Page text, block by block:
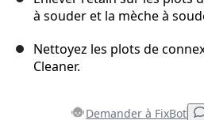
à souder et la mèche à
Nettoyez les plots de
Cleaner.
Demander à FixBot